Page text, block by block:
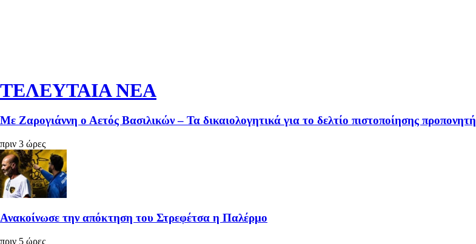
ΤΕΛΕΥΤΑΙΑ ΝΕΑ
Με Ζαρογιάννη ο Αετός Βασιλικών – Τα δικαιολογητικά για το δελτίο πιστοποίησης προπονητή
πριν 3 ώρες
Ανακοίνωσε την απόκτηση του Στρεφέτσα η Παλέρμο
πριν 5 ώρες